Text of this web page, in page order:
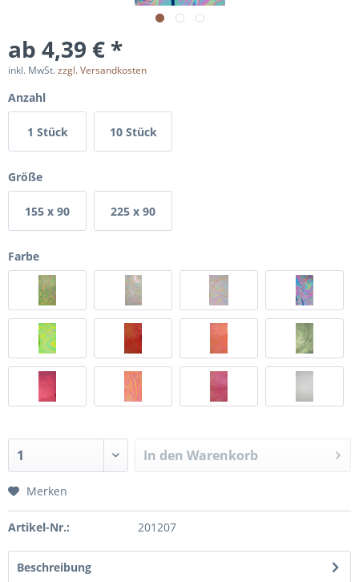
ab 4,39 € *
inkl. MwSt.zzgl. Versandkosten
Anzahl
1 Stück 10 Stück
Größe
155 x 90 225 x 90
Farbe
In den Warenkorb
Merken
Artikel-Nr.: 201207
Beschreibung